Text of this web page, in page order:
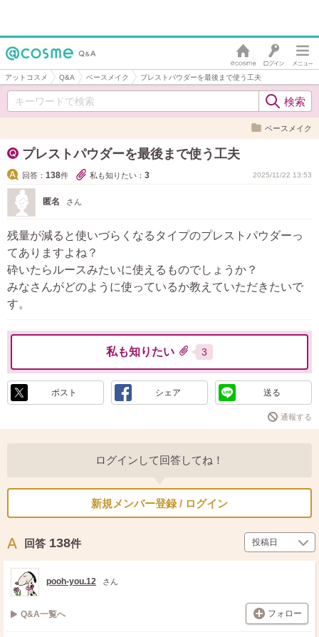
アットコスメ Q&A ベースメイク プレストパウダーを最後まで使う工夫
ベースメイク
プレストパウダーを最後まで使う工夫
回答： 138件 私も知りたい： 3 2025/11/22 13:53
匿名 さん
残量が減ると使いづらくなるタイプのプレストパウダーっ
てありますよね？
砕いたらルースみたいに使えるものでしょうか？
みなさんがどのように使っているか教えていただきたいで
す。
私も知りたい 3
ポスト シェア 送る
通報する
ログインして回答してね！
新規メンバー登録 / ログイン
回答 138件
pooh-you.12 さん
Q&A一覧へ フォロー